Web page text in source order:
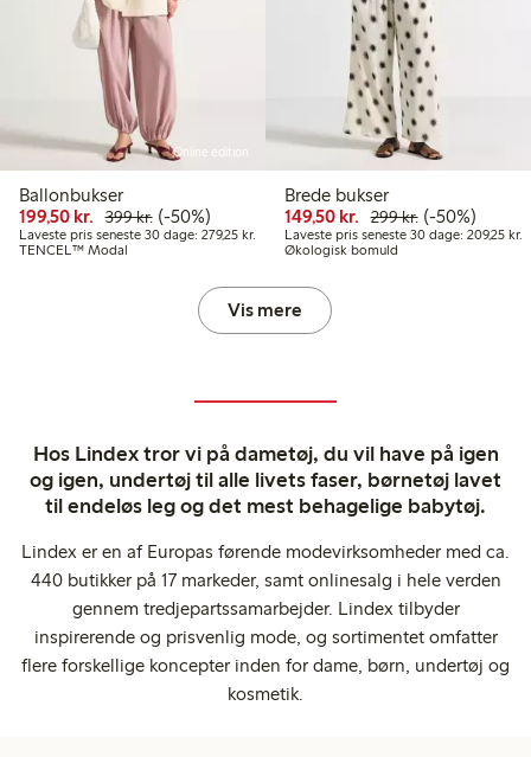
Online edition
Ballonbukser
199,50 kr. Nedsat pris: 199,50 kr.
399 kr.Normalpris: 399,00 kr.
50 % rabat
(-50%)
Laveste pris seneste 30 dage: 279,25 kr. Laveste pris seneste 30 dage: 279,25 kr.
TENCEL™ Modal
Brede bukser
149,50 kr. Nedsat pris: 149,50
299 kr.Normalpris:
50 % rabat
(-50%)
Laveste pris seneste 30 dage: 209,25 kr.
Økologisk bomuld
Vis mere
Hos Lindex tror vi på dametøj, du vil have på igen
og igen, undertøj til alle livets faser, børnetøj lavet
til endeløs leg og det mest behagelige babytøj.
Lindex er en af Europas førende modevirksomheder med ca.
440 butikker på 17 markeder, samt onlinesalg i hele verden
gennem tredjepartssamarbejder. Lindex tilbyder
inspirerende og prisvenlig mode, og sortimentet omfatter
flere forskellige koncepter inden for dame, børn, undertøj og
kosmetik.